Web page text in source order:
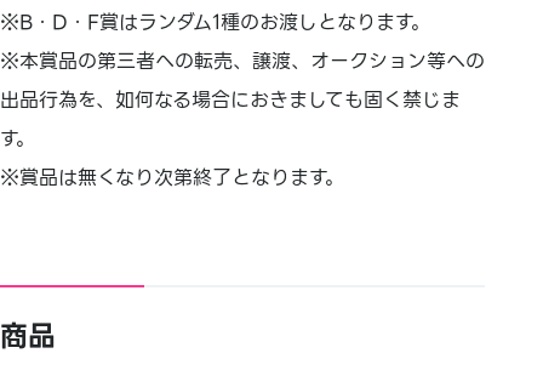
※B・D・F賞はランダム1種のお渡しとなります。
※本賞品の第三者への転売、譲渡、オークション等への
出品行為を、如何なる場合におきましても固く禁じま
す。
※賞品は無くなり次第終了となります。
商品